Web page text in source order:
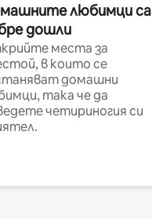
любимци са
дошли
места за
в които се
домашни
така че да
четириногия си